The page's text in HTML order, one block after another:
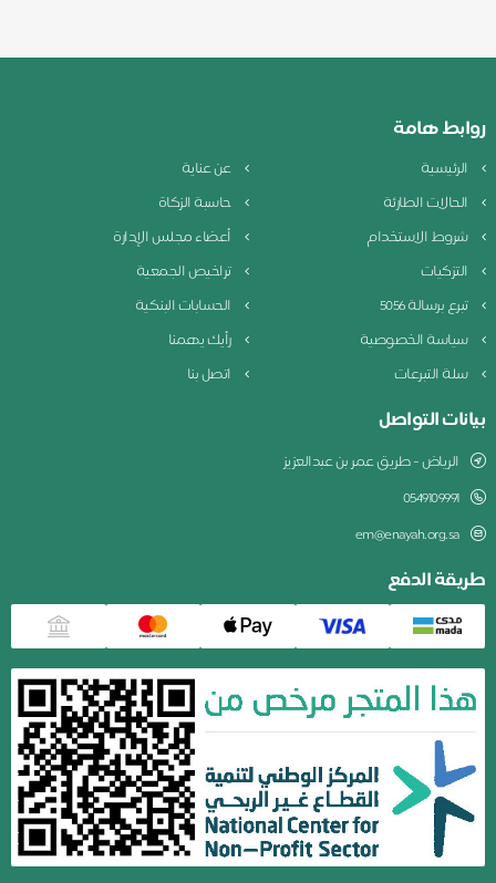
روابط هامة
الرئيسية
عن عناية
الحالات الطارئة
حاسبة الزكاة
شروط الاستخدام
أعضاء مجلس الإدارة
التزكيات
تراخيص الجمعية
تبرع برسالة 5056
الحسابات البنكية
سياسة الخصوصية
رأيك يهمنا
سلة التبرعات
اتصل بنا
بيانات التواصل
الرياض - طريق عمر بن عبدالعزيز
0549109991
em@enayah.org.sa
طريقة الدفع